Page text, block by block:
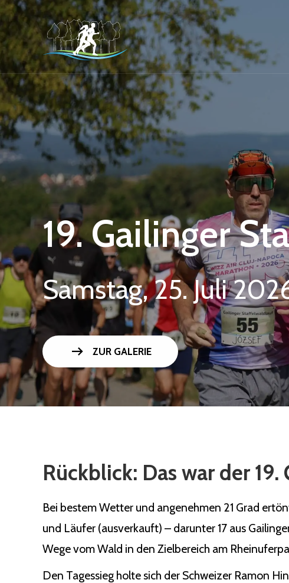
19. Gailinger
Samstag, 25. Juli
arrow_right_alt ZUR GALERIE
Rückblick: Das war der
Bei bestem Wetter und angenehmen 21 Grad
und Läufer (ausverkauft) – darunter 17 aus
Wege vom Wald in den Zielbereich am
Den Tagessieg holte sich der Schweizer Ramon